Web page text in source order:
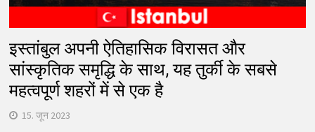
इस्तांबुल अपनी ऐतिहासिक विरासत और
सांस्कृतिक समृद्धि के साथ, यह तुर्की के सबसे
महत्वपूर्ण शहरों में से एक है
15. जून 2023